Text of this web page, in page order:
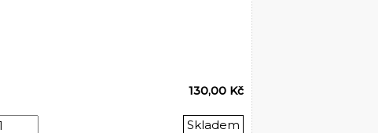
130,00 Kč
Skladem